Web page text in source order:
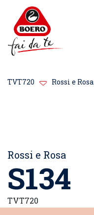
TVT720 Rossi e Rosa
Rossi e Rosa
S134
TVT720